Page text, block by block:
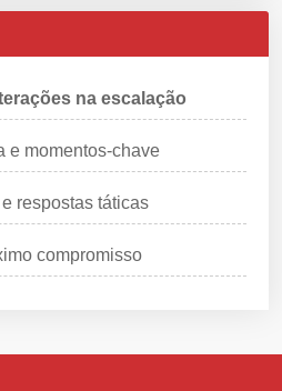
na escalação
e momentos-chave
respostas táticas
compromisso